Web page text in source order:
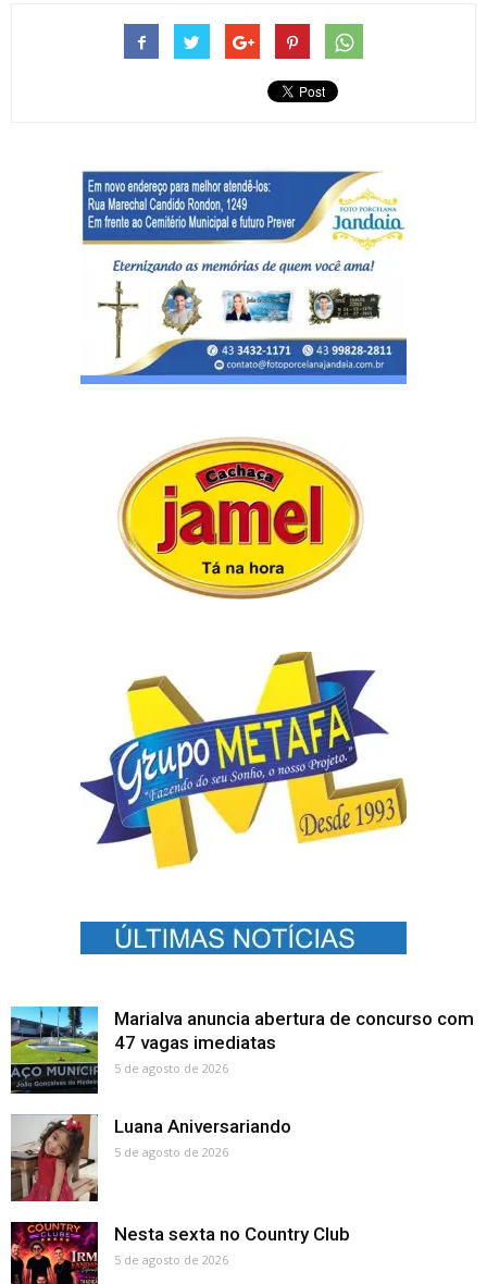
Marialva anuncia abertura de concurso com
47 vagas imediatas
5 de agosto de 2026
Luana Aniversariando
5 de agosto de 2026
Nesta sexta no Country Club
5 de agosto de 2026